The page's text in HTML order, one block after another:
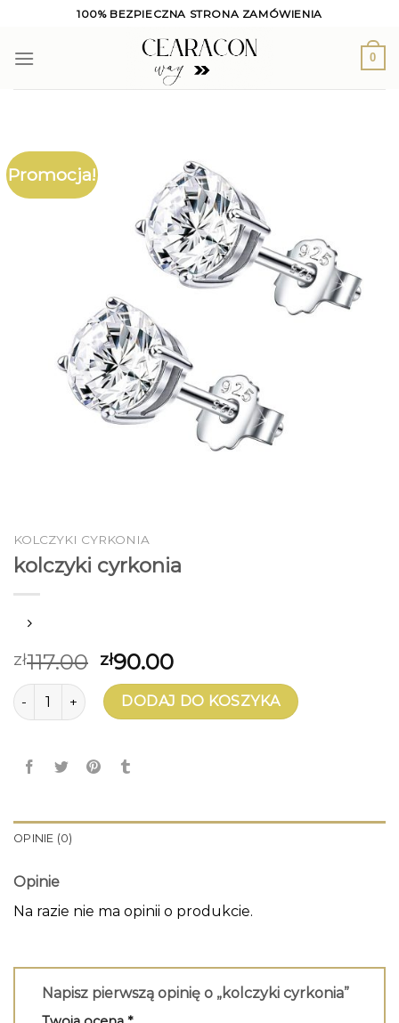
content
100% BEZPIECZNA STRONA ZAMÓWIENIA
0
Promocja!
KOLCZYKI CYRKONIA
kolczyki cyrkonia
zł117.00 zł90.00
ilość kolczyki cyrkoniaDODAJ DO KOSZYKA
OPINIE (0)
Opinie
Na razie nie ma opinii o produkcie.
Napisz pierwszą opinię o „kolczyki cyrkonia”